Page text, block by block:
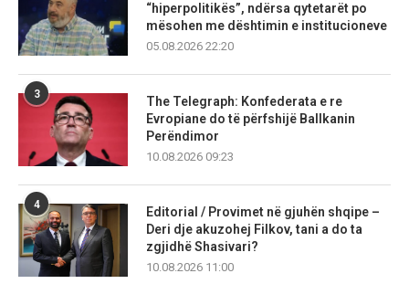
“hiperpolitikës”, ndërsa qytetarët po
mësohen me dështimin e institucioneve
05.08.2026 22:20
3
The Telegraph: Konfederata e re
Evropiane do të përfshijë Ballkanin
Perëndimor
10.08.2026 09:23
4
Editorial / Provimet në gjuhën shqipe –
Deri dje akuzohej Filkov, tani a do ta
zgjidhë Shasivari?
10.08.2026 11:00